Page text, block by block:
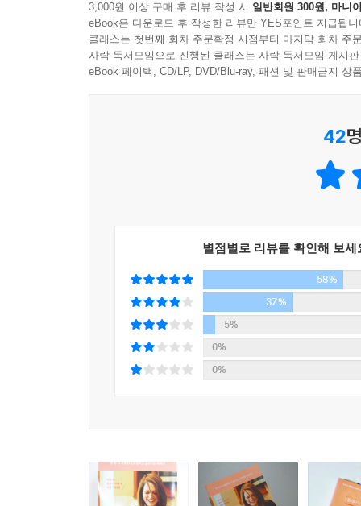
환자들이 세상 밖으로 조명 받기를 바란다는 진심
주는 한 줄기 빛 같은 영화’라는 호평을 받았다.
가수 윤종신은 [스틸 앨리스]를 테마로 한 앨범을
“점점 나를 잃어가면서도 여전히 나일 수 있는, 앨
3,000원 이상 구매 후 리뷰 작성 시 일반회원 300원, 마니
eBook은 다운로드 후 작성한 리뷰만 YES포인트 지급됩니
클래스는 첫번째 회차 주문확정 시점부터 마지막 회차 주
사락 독서모임으로 진행된 클래스는 사락 독서모임 게시
eBook 페이백, CD/LP, DVD/Blu-ray, 패션 및 판매금지 상
42
별점별로 리뷰를 확인해 보세
58%
37%
5%
0%
0%